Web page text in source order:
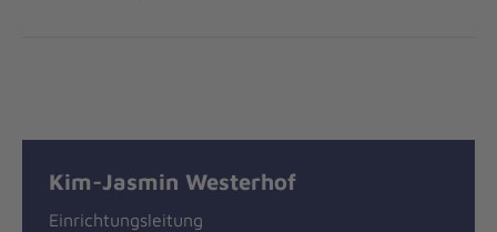
Kim-Jasmin Westerhof
Einrichtungsleitung